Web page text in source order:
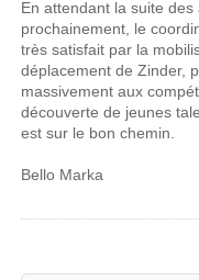
En attendant la suite
prochainement, le
très satisfait par la
déplacement de Zinder,
massivement aux
découverte de jeunes
est sur le bon chemin.
Bello Marka